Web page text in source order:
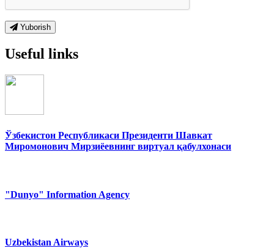
Yuborish
Useful links
Ўзбекистон Республикаси Президенти Шавкат
Миромонович Мирзиёевнинг виртуал қабулхонаси
"Dunyo" Information Agency
Uzbekistan Airways